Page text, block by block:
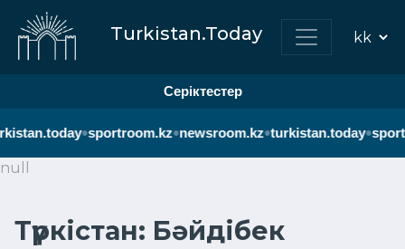
Turkistan.Today
Серіктестер
•sportroom.kz•newsroom.kz•turkistan.today•
null
Түркістан: Бәйдібек